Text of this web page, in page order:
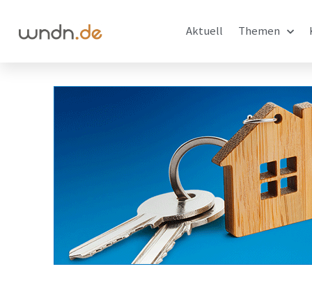
Aktuell Themen